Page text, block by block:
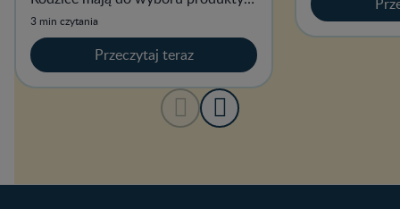
bezglutenowe i z glutenem.
3 min czytania
Przeczytaj teraz